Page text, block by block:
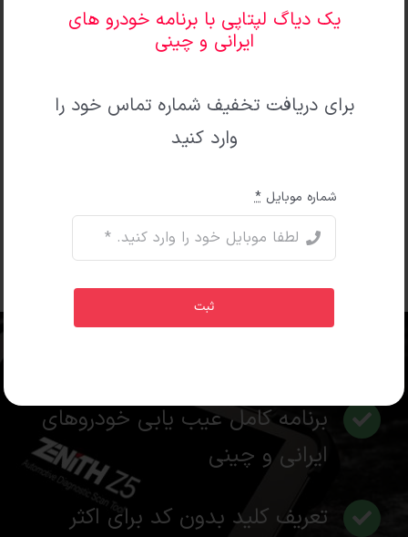
ویژه لطفا شماره تماس خود را وارد کنید
تعداد محدود تنها 5 عدد
شماره موبایل*
ثبت
برنامه کامل عیب یابی خودروهای
ایرانی و چینی
تعریف کلید بدون کد برای اکثر
یک دیاگ لپتاپی با برنامه خودرو های
ایرانی و چینی
برای دریافت تخفیف شماره تماس خود را
وارد کنید
شماره موبایل*
ثبت